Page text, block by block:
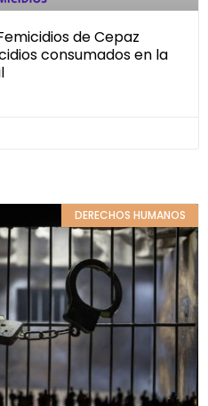
de Cepaz
consumados en la
DERECHOS HUMANOS